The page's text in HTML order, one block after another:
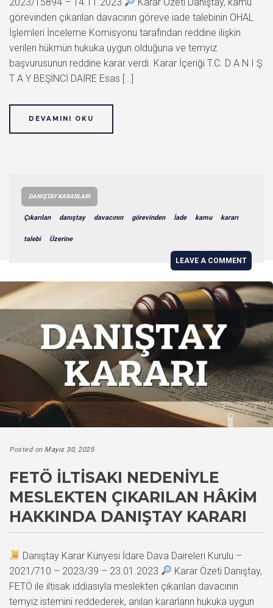
görevinden çıkarılan davacının göreve iade talebinin OHAL
İşlemleri İnceleme Komisyonu tarafından reddine ilişkin
verilen hükmün hukuka uygun olduğuna ve temyiz
başvurusunun reddine karar verdi. Karar İçeriği T.C. D A N I Ş
T A Y BEŞİNCİ DAİRE Esas […]
DEVAMINI OKU
DANIŞTAY KARARLARI
Çıkarılan danıştay davacının görevinden İade kamu kararı
talebi Üzerine
LEAVE A COMMENT
Posted on Mayıs 30, 2025
FETÖ İLTISAKI NEDENIYLE
MESLEKTEN ÇIKARILAN HÂKIM
HAKKINDA DANIŞTAY KARARI
Danıştay Karar Künyesi İdare Dava Daireleri Kurulu –
2021/710 – 2023/39 – 23.01.2023
Karar Özeti Danıştay,
FETÖ ile iltisak iddiasıyla meslekten çıkarılan davacının
temyiz istemini reddederek, anılan kararların hukuka uygun